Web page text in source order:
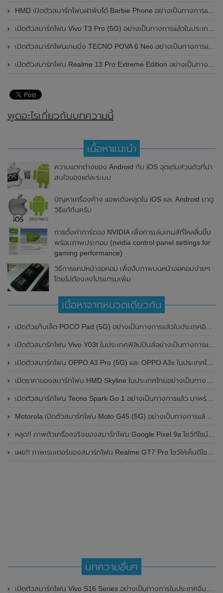
HMD เปิดตัวสมาร์ทโฟนฝาพับได้ Barbie Phone อย่างเป็นทางการแล้ว มาพร้อมธีมสีชมพูสดใส
เปิดตัวสมาร์ทโฟน Vivo T3 Pro (5G) อย่างเป็นทางการแล้วในประเทศอินเดีย
เปิดตัวสมาร์ทโฟนเกมมิ่ง TECNO POVA 6 Neo อย่างเป็นทางการแล้วในประเทศไทย ในราคา 8,499 บาท
เปิดตัวสมาร์ทโฟน Realme 13 Pro Extreme Edition อย่างเป็นทางการแล้วในประเทศจีน
พูดอะไรเกี่ยวกับบทความนี้
เนื้อหาแนะนำ
ความแตกต่างของ Android กับ iOS จุดเด่นส่วนตัวที่น่า
สนใจของแต่ละระบบ
ปัญหาเครื่องค้าง แอพเด้งหลุดใน iOS และ Android มาดู
วิธีแก้กันครับ
การตั้งค่าการ์ดจอ NVIDIA เพื่อการเล่นเกมส์ที่ไหลลื่นขึ้น
พร้อมภาพประกอบ (nvidia control panel settings for
gaming performance)
วิธีการแคปหน้าจอคอม เพื่อจับภาพบนหน้าจอคอมง่ายๆ
โดยไม่ต้องลงโปรแกรมเพิ่ม
เนื้อหาจากหมวดเดียวกัน
เปิดตัวแท็บเล็ต POCO Pad (5G) อย่างเป็นทางการแล้วในประเทศอินเดีย มาพร้อมชิปเซ็ต Snapdragon 7s Gen 2 ของ Qualcomm และรองรับเครือข่าย 5G
เปิดตัวสมาร์ทโฟน Vivo Y03t ในประเทศฟิลิปปินส์อย่างเป็นทางการแล้ว มาพร้อมชิปเซ็ต Unisoc T612 , กล้องหลัง ความละเอียด 13MP , แบตเตอรี่ 5,000mAh และหน้าจอแสดงผล LCD / 90Hz
เปิดตัวสมาร์ทโฟน OPPO A3 Pro (5G) และ OPPO A3x ในประเทศไทยอย่างเป็นทางการแล้ว ในราคาเริ่มต้นเพียง 3,999 บาท
เปิดราคาของสมาร์ทโฟน HMD Skyline ในประเทศไทยอย่างเป็นทางการแล้ว ราคา 14,990 บาท
เปิดตัวสมาร์ทโฟน Tecno Spark Go 1 อย่างเป็นทางการแล้ว มาพร้อมหน้าจอแสดงผล LCD / 120Hz , แบตเตอรี่ 5,000mAh และใช้ชิปเซ็ต Unisoc
Motorola เปิดตัวสมาร์ทโฟน Moto G45 (5G) อย่างเป็นทางการแล้วในอินเดีย
หลุด!! ภาพตัวเครื่องจริงของสมาร์ทโฟน Google Pixel 9a โชว์ดีไซน์ใหม่ กล้องหลังแบนราบ ไม่มีกรอบของกล้องแล้ว
เผย!! ภาพเรนเดอร์ของสมาร์ทโฟน Realme GT7 Pro โชว์ให้เห็นดีไซน์ใหม่ พร้อมเผยรายละเอียดสเปกที่สำคัญบางส่วน
บทความอื่นๆ
เปิดตัวสมาร์ทโฟน Vivo S16 Series อย่างเป็นทางการในประเทศจีนแล้ว รุ่น Pro มาพร้อมกล้องหน้า 50MP และหน้าจอแสดงผล AMOLED , อัตรารีเฟรชเรท 120Hz